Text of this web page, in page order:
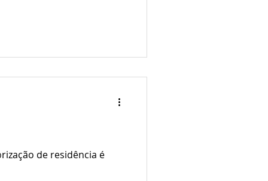
de residência é